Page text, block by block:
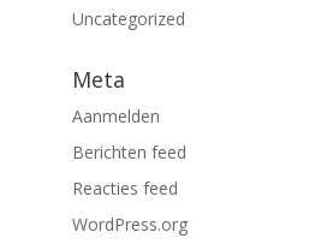
Uncategorized
Meta
Aanmelden
Berichten feed
Reacties feed
WordPress.org